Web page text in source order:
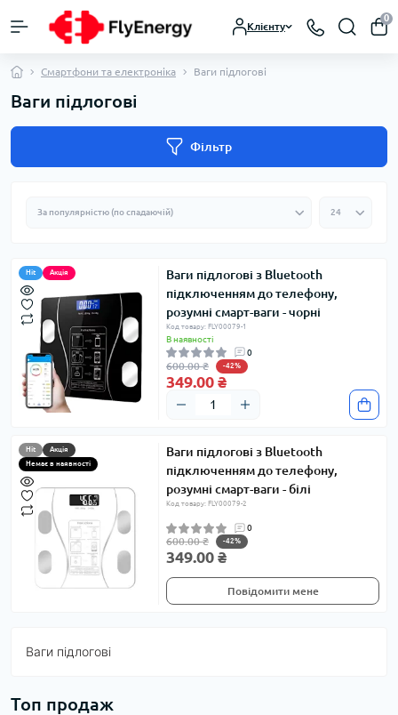
Клієнту
0
Смартфони та електроніка Ваги підлогові
Ваги підлогові
Фільтр
Hit Акція
Ваги підлогові з Bluetooth
підключенням до телефону,
розумні смарт-ваги - чорні
Код товару: FLY00079-1
В наявності
0
600.00 ₴ -42%
349.00 ₴
Hit
Акція
Немає в наявності
Ваги підлогові з Bluetooth
підключенням до телефону,
розумні смарт-ваги - білі
Код товару: FLY00079-2
0
600.00 ₴ -42%
349.00 ₴
Повідомити мене
Ваги підлогові
Топ продаж